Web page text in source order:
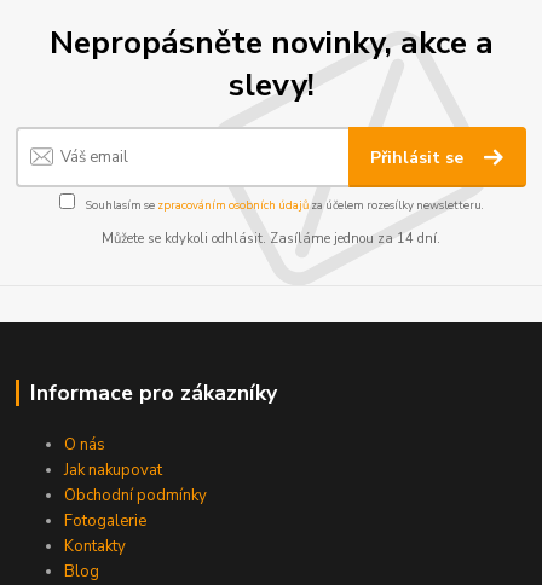
Nepropásněte novinky, akce a
slevy!
Přihlásit se
Souhlasím se zpracováním osobních údajůza účelem rozesílky newsletteru.
Můžete se kdykoli odhlásit. Zasíláme jednou za 14 dní.
Informace pro zákazníky
O nás
Jak nakupovat
Obchodní podmínky
Fotogalerie
Kontakty
Blog